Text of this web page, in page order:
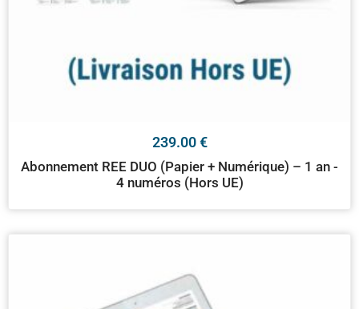
239.00€
Abonnement REE DUO (Papier + Numérique) – 1 an -
4 numéros (Hors UE)